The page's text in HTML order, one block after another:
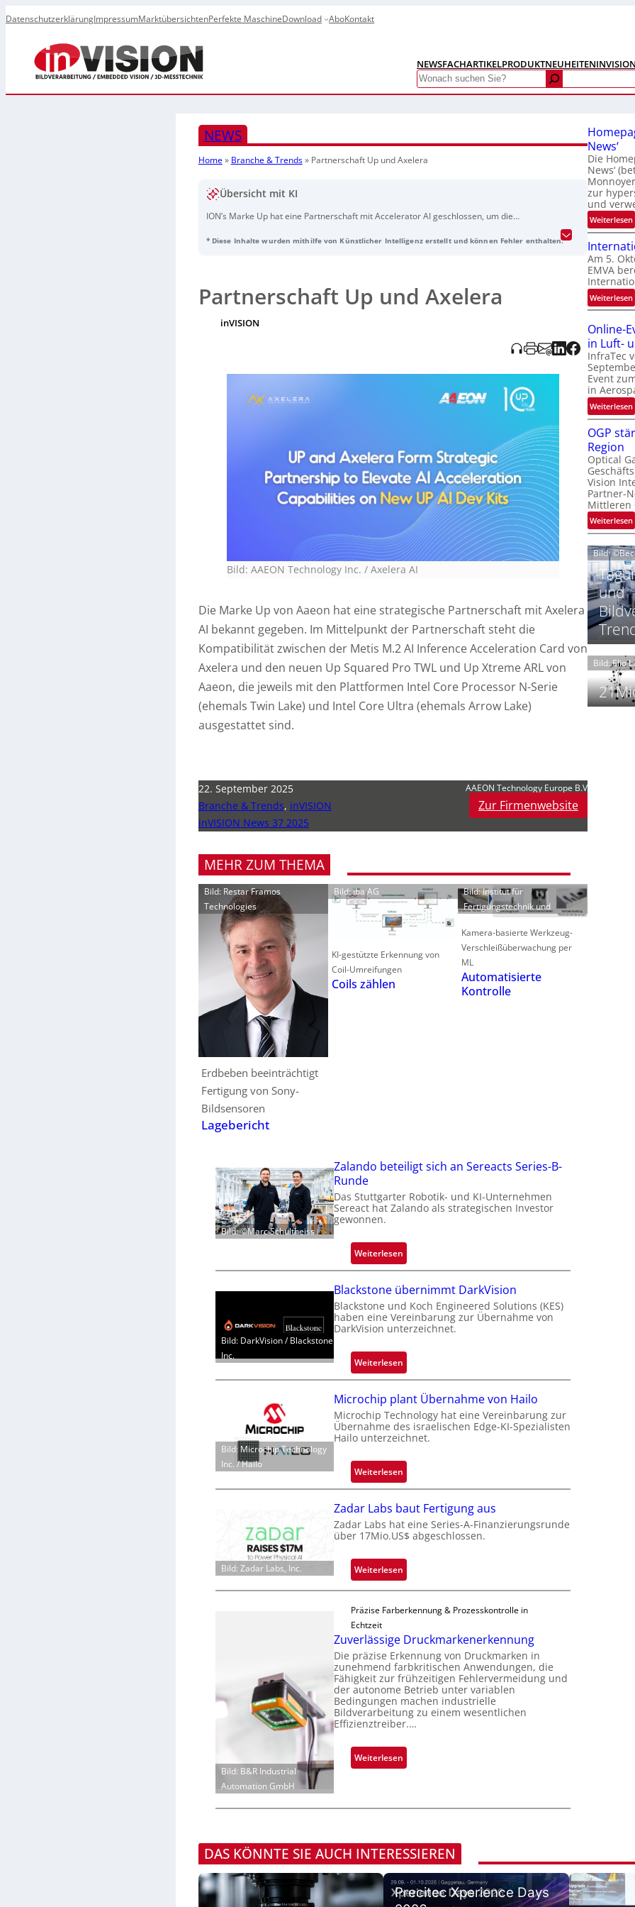
DatenschutzerklärungImpressumMarktübersichtenPerfekte MaschineDownload AboKontakt
NEWSFACHARTIKELPRODUKTNEUHEITEN
Search
NEWS
Home» Branche & Trends» Partnerschaft Up und Axelera
Übersicht mit KI
ION’s Marke Up hat eine Partnerschaft mit Accelerator AI geschlossen, um die
neuen UpSquared Pro TWL und Up Extreme ARL sicherzustellen, die mit den Intel Core
* Diese Inhalte wurden mithilfe von Künstlicher Intelligenz erstellt und können Fehler enthalten.
Partnerschaft Up und Axelera
inVISION
Bild: AAEON Technology Inc. / Axelera AI
Die Marke Up von Aaeon hat eine strategische Partnerschaft mit Axelera
AI bekannt gegeben. Im Mittelpunkt der Partnerschaft steht die
Kompatibilität zwischen der Metis M.2 AI Inference Acceleration Card von
Axelera und den neuen Up Squared Pro TWL und Up Xtreme ARL von
Aaeon, die jeweils mit den Plattformen Intel Core Processor N-Serie
(ehemals Twin Lake) und Intel Core Ultra (ehemals Arrow Lake)
ausgestattet sind.
22. September 2025
Branche & Trends, inVISION
inVISION News 37 2025
AAEON Technology Europe B.V
Zur Firmenwebsite
MEHR ZUM THEMA
Bild: Restar Framos
Technologies
Erdbeben beeinträchtigt
Fertigung von Sony-
Bildsensoren
Lagebericht
Bild: iba AG
KI-gestützte Erkennung von
Coil-Umreifungen
Coils zählen
Bild: Institut für
Fertigungstechnik und
Kamera-basierte Werkzeug-
Verschleißüberwachung per
ML
Automatisierte
Kontrolle
Bild: ©Marc Schultheiss
Zalando beteiligt sich an Sereacts Series-B-
Runde
Das Stuttgarter Robotik- und KI-Unternehmen
Sereact hat Zalando als strategischen Investor
gewonnen.
Weiterlesen:
Z
a
l
a
n
o
b
t
e
i
i
g
t
s
i
c
n
S
e
e
a
c
t
s
S
e
r
i
R
u
n
d
Bild: DarkVision / Blackstone
Inc.
Blackstone übernimmt DarkVision
Blackstone und Koch Engineered Solutions (KES)
haben eine Vereinbarung zur Übernahme von
DarkVision unterzeichnet.
Weiterlesen:
B
a
c
k
o
e
ü
b
r
m
t
D
a
r
k
V
s
i
Bild: Microchip Technology
Inc. / Hailo
Microchip plant Übernahme von Hailo
Microchip Technology hat eine Vereinbarung zur
Übernahme des israelischen Edge-KI-Spezialisten
Hailo unterzeichnet.
Weiterlesen:
M
c
r
c
h
i
l
n
t
Ü
b
e
n
a
o
n
H
a
i
Bild: Zadar Labs, Inc.
Zadar Labs baut Fertigung aus
Zadar Labs hat eine Series-A-Finanzierungsrunde
über 17Mio.US$ abgeschlossen.
Weiterlesen:
Z
d
r
L
a
b
s
b
u
t
r
g
u
n
g
Bild: B&R Industrial
Automation GmbH
Präzise Farberkennung & Prozesskontrolle in
Echtzeit
Zuverlässige Druckmarkenerkennung
Die präzise Erkennung von Druckmarken in
zunehmend farbkritischen Anwendungen, die
Fähigkeit zur frühzeitigen Fehlervermeidung und
der autonome Betrieb unter variablen
Bedingungen machen industrielle
Bildverarbeitung zu einem wesentlichen
Effizienztreiber.…
Weiterlesen:
Z
l
ä
s
s
News‘
Die
News‘
zur
und
Weiterlesen:
a
‚
y
r
s
c
t
r
l
N
s
‘
Am 5.
EMVA
Weiterlesen:
I
t
r
t
i
l
i
s
i
i
t
Online-
in Luft-
InfraTec
Event
in
Weiterlesen:
n
i
-
E
v
t
z
r
r
OGP
Region
Optical
Vision
Partner-
Mittleren
Weiterlesen:
s
t
r
r
s
Bild:
und
Bild: Elio
DAS KÖNNTE SIE AUCH INTERESSIEREN
Precitec Xperience Days